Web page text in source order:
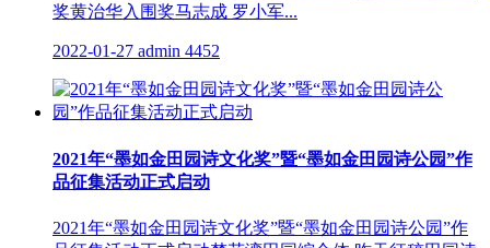
奖黄治华入围奖马志成 罗小军...
2022-01-27 admin 4452
2021年“墨如金田园诗文化奖”暨“墨如金田园诗公园”作
品征集活动正式启动
2021年“墨如金田园诗文化奖”暨“墨如金田园诗公园”作